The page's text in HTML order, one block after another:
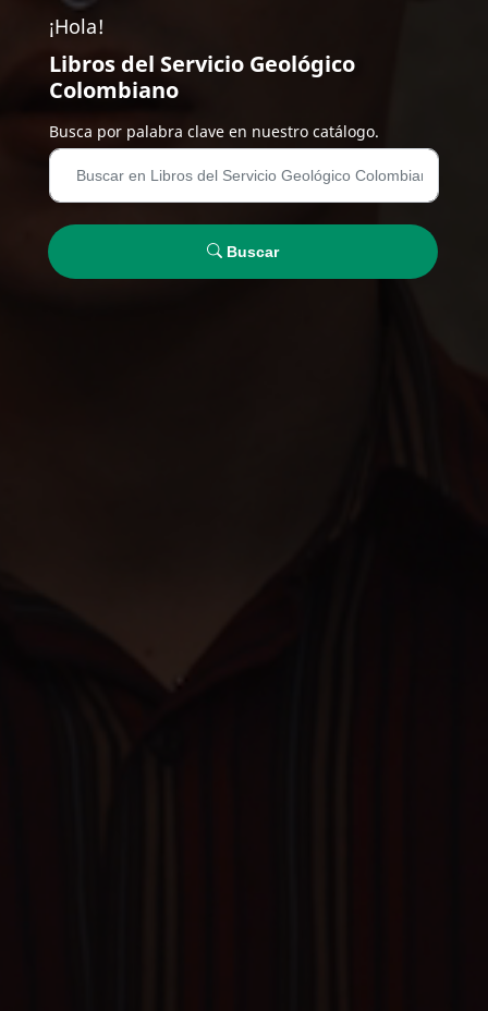
¡Hola!
Libros del Servicio Geológico
Colombiano
Busca por palabra clave en nuestro catálogo.
Buscar